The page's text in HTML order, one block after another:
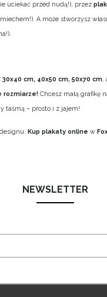
uciekać przed nudą!), przez
A może stworzysz
30x40 cm, 40x50 cm, 50x70 cm
rozmiarze! Chcesz małą grafikę
taśmą – prosto i z jajem!
Kup plakaty online w
NEWSLETTER